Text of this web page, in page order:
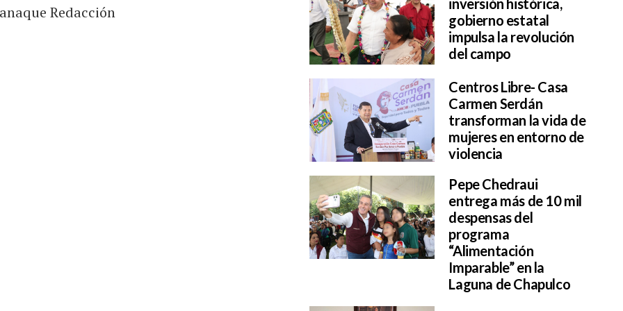
Redacción
gobierno estatal
impulsa la revolución
del campo
Centros Libre- Casa
Carmen Serdán
transforman la vida de
mujeres en entorno de
violencia
Pepe Chedraui
entrega más de 10 mil
despensas del
programa
“Alimentación
Imparable” en la
Laguna de Chapulco